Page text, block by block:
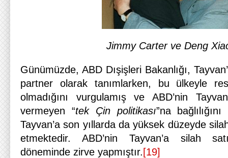
Jimmy Carter ve Deng
Günümüzde, ABD Dışişleri Bakanlığı,
partner olarak tanımlarken, bu ülkeyle
olmadığını vurgulamış ve ABD’nin
vermeyen “tek Çin politikası”na
Tayvan’a son yıllarda da yüksek düzeyde
etmektedir. ABD’nin Tayvan’a silah
döneminde zirve yapmıştır. [19]